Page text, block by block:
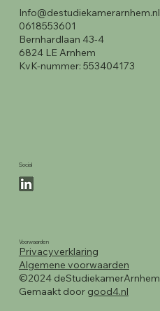
Info@destudiekamerarnhem.nl
0618553601
Bernhardlaan 43-4
6824 LE Arnhem
KvK-nummer: 553404173
Social
Voorwaarden
Privacyverklaring
Algemene voorwaarden
©2024 deStudiekamerArnhem
Gemaakt door good4.nl